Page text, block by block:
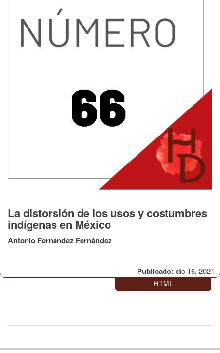
Publicado: dic 16, 2021
La distorsión de los usos y costumbres
indígenas en México
Antonio Fernández Fernández
HTML